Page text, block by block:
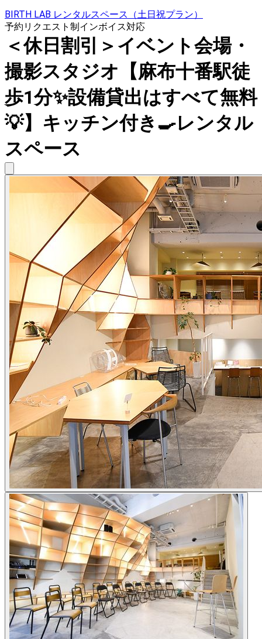
BIRTH LAB レンタルスペース（土日祝プラン）
予約リクエスト制インボイス対応
＜休日割引＞イベント会場・
撮影スタジオ【麻布十番駅徒
歩1分✨設備貸出はすべて無料
💡】キッチン付き🍳レンタル
スペース